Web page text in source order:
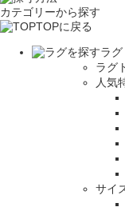
カテゴリーから探す
TOPに戻る
ラグ
ラグ
人気
サイ